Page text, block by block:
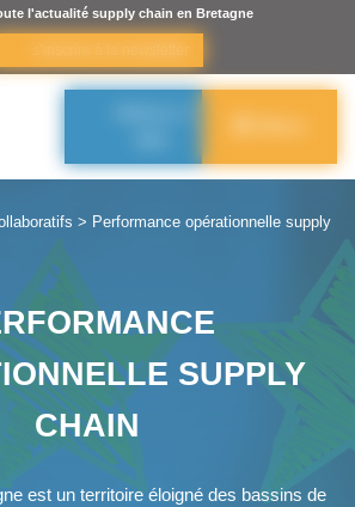
l'actualité supply chain en Bretagne
> Performance opérationnelle supply
SUPPLY
CHAIN
est un territoire éloigné des bassins de
cookies